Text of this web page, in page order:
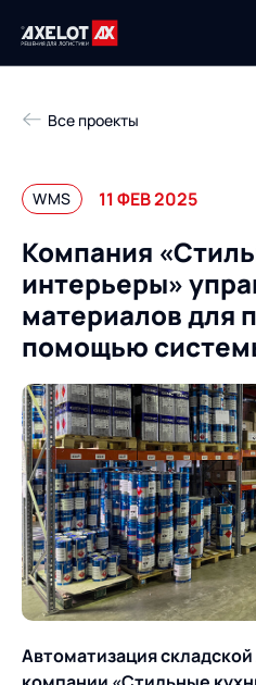
Техподдержка
Продукты
Роботизация
База знаний
О компании
О компании
ИТ-аккредитация
Карьера
Продукты
Управление цепями
поставок
Управление складами
Услуги
Логистический
Пресс-центр
Все проекты
WMS 11 ФЕВ 2025
Компания
интерьеры»
материалов для
помощью
Автоматизация